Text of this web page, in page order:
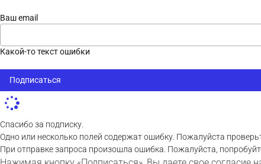
Ваш email
Какой-то текст ошибки
Подписаться
Спасибо за подписку.
Одно или несколько полей содержат ошибку. Пожалуйста
При отправке запроса произошла ошибка. Пожалуйста,